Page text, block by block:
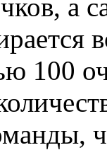
а
100